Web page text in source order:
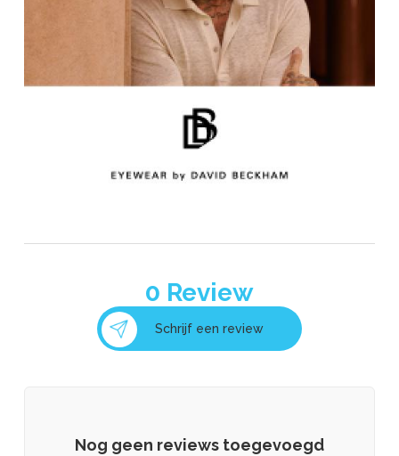
0 Review
Schrijf een review
Nog geen reviews toegevoegd